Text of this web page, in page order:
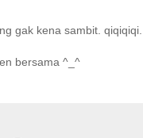
gak kena sambit. qiqiqiqi...
bersama ^_^